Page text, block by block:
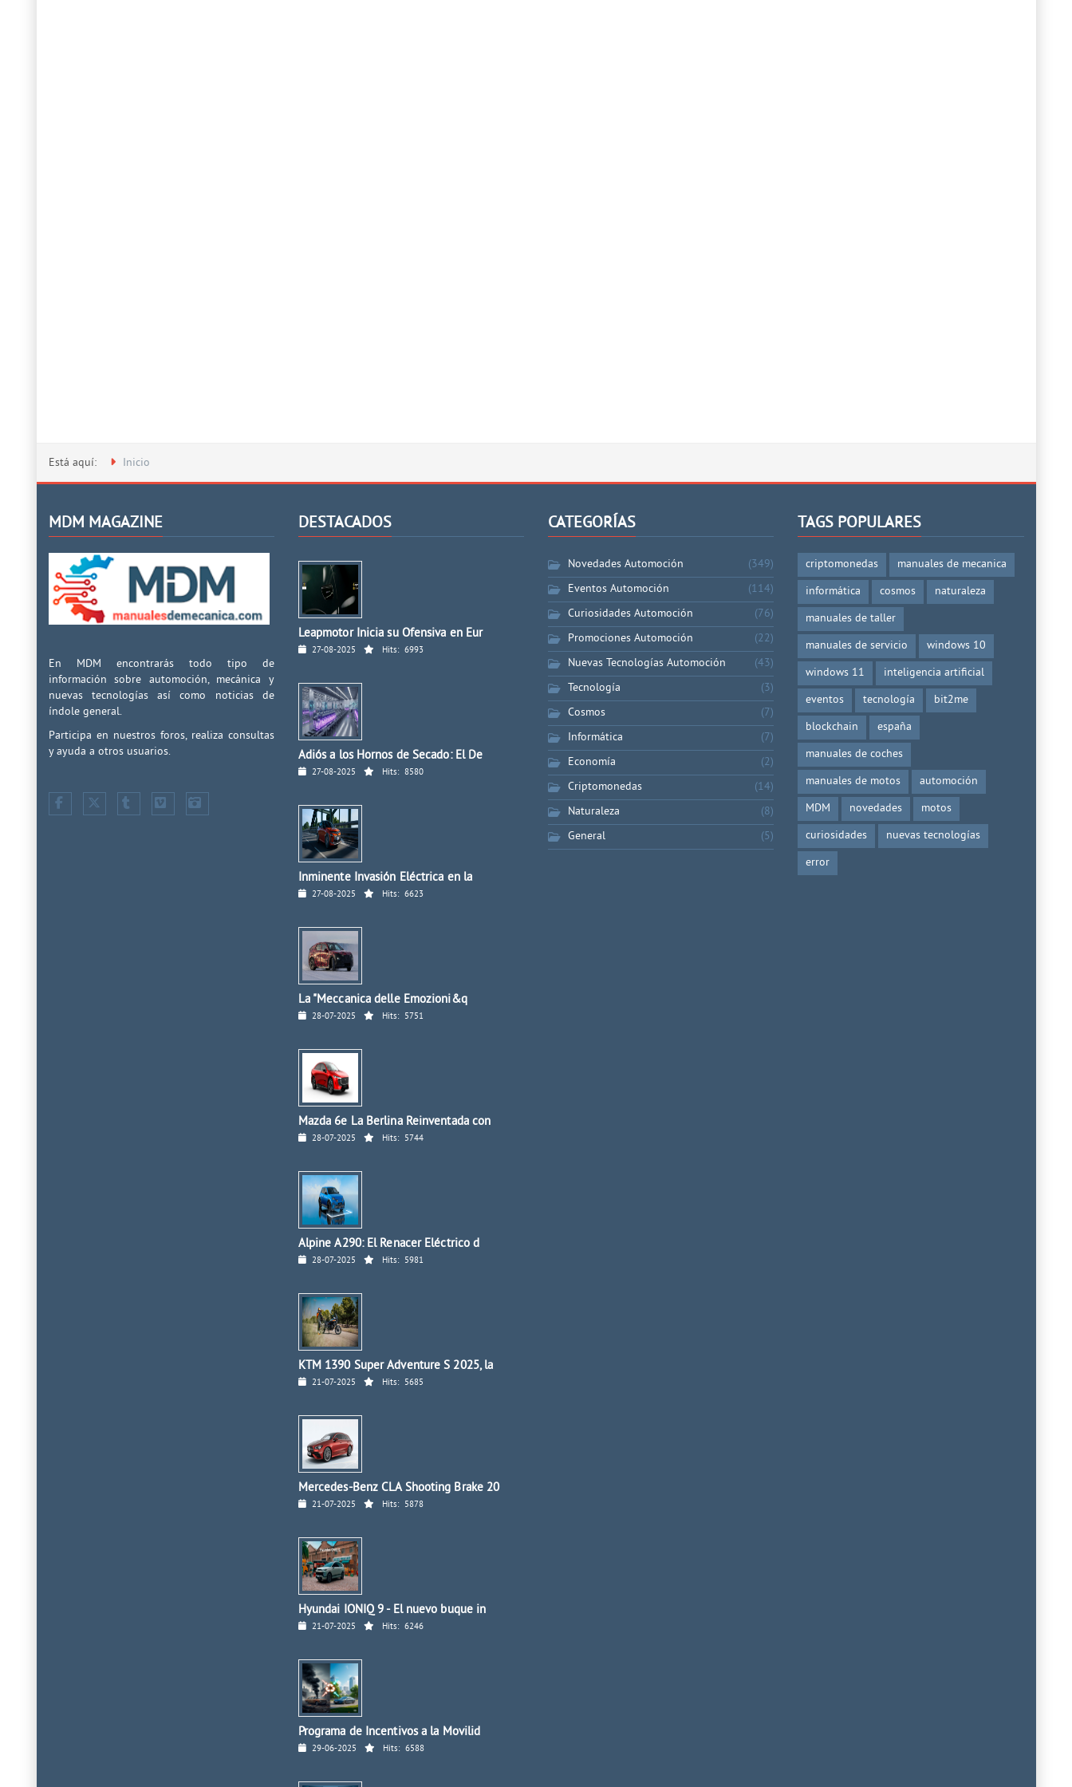
Está aquí: Inicio
MDM MAGAZINE
En MDM encontrarás todo tipo de
información sobre automoción, mecánica y
nuevas tecnologías así como noticias de
índole general.
Participa en nuestros foros, realiza consultas
y ayuda a otros usuarios.
DESTACADOS
Leapmotor Inicia su Ofensiva en Eur
27-08-2025 Hits: 6993
Adiós a los Hornos de Secado: El De
27-08-2025 Hits: 8580
Inminente Invasión Eléctrica en la
27-08-2025 Hits: 6623
La "Meccanica delle Emozioni&q
28-07-2025 Hits: 5751
Mazda 6e La Berlina Reinventada con
28-07-2025 Hits: 5744
Alpine A290: El Renacer Eléctrico d
28-07-2025 Hits: 5981
KTM 1390 Super Adventure S 2025, la
21-07-2025 Hits: 5685
Mercedes-Benz CLA Shooting Brake 20
21-07-2025 Hits: 5878
Hyundai IONIQ 9 - El nuevo buque in
21-07-2025 Hits: 6246
Programa de Incentivos a la Movilid
29-06-2025 Hits: 6588
CATEGORÍAS
Novedades Automoción
(349)
Eventos Automoción
(114)
Curiosidades Automoción
(76)
Promociones Automoción
(22)
Nuevas Tecnologías Automoción
(43)
Tecnología
(3)
Cosmos
(7)
Informática
(7)
Economía
(2)
Criptomonedas
(14)
Naturaleza
(8)
General
(5)
TAGS POPULARES
criptomonedas
manuales de mecanica
informática
cosmos
naturaleza
manuales de taller
manuales de servicio
windows 10
windows 11
inteligencia artificial
eventos
tecnología
bit2me
blockchain
españa
manuales de coches
manuales de motos
automoción
MDM
novedades
motos
curiosidades
nuevas tecnologías
error